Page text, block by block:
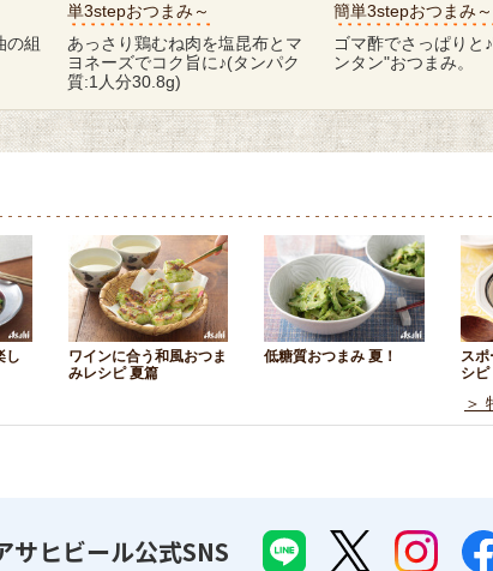
の組
単3stepおつまみ～
あっさり鶏むね肉を塩昆布とマ
ヨネーズでコク旨に♪(タンパク
質:1人分30.8g)
簡単3stepおつまみ～
ゴマ酢でさっぱりと
ンタン"おつまみ。
し
ワインに合う和風おつま
みレシピ 夏篇
低糖質おつまみ 夏！
ス
シピ
＞
サヒビール公式SNS